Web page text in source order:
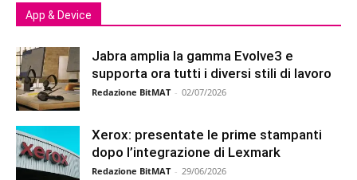
App & Device
Jabra amplia la gamma Evolve3 e
supporta ora tutti i diversi stili di lavoro
Redazione BitMAT - 02/07/2026
Xerox: presentate le prime stampanti
dopo l’integrazione di Lexmark
Redazione BitMAT - 29/06/2026